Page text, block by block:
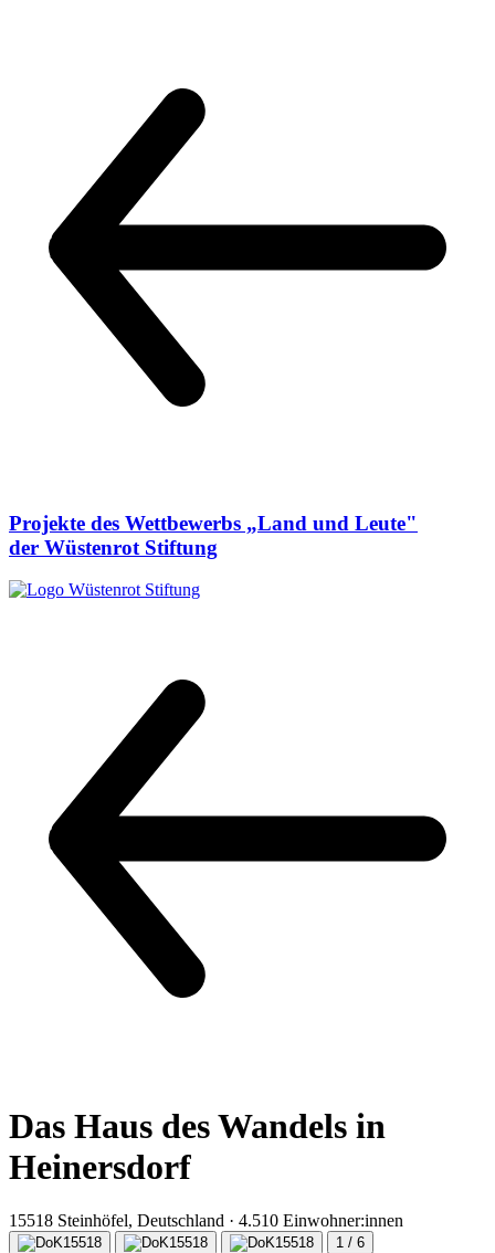
Projekte des Wettbewerbs „Land und Leute"
der Wüstenrot Stiftung
Das Haus des Wandels in
Heinersdorf
15518 Steinhöfel, Deutschland · 4.510 Einwohner:innen
1 / 6